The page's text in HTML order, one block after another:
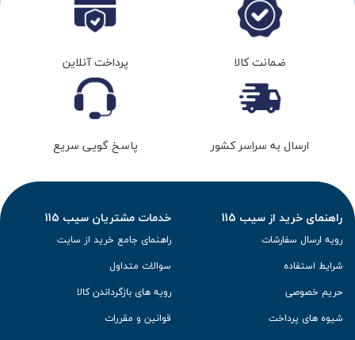
ضمانت کالا پرداخت آنلاین
ارسال به سراسر کشور پاسخ گویی سریع
راهنمای خرید از سیب 115
رویه ارسال سفارشات
شرایط استفاده
حریم خصوصی
شیوه های پرداخت
خدمات مشتریان سیب 115
راهنمای جامع خرید از سایت
سوالات متداول
رویه های بازگرداندن کالا
قوانین و مقررات